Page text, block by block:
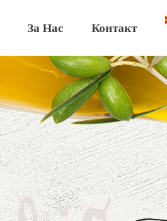
За Нас Контакт